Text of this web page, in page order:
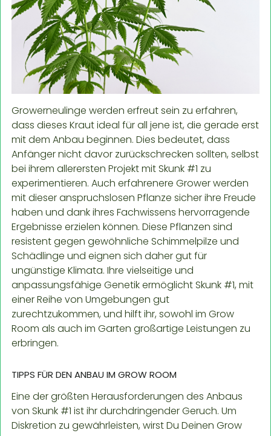
Growerneulinge werden erfreut sein zu erfahren,
dass dieses Kraut ideal für all jene ist, die gerade erst
mit dem Anbau beginnen. Dies bedeutet, dass
Anfänger nicht davor zurückschrecken sollten, selbst
bei ihrem allerersten Projekt mit Skunk #1 zu
experimentieren. Auch erfahrenere Grower werden
mit dieser anspruchslosen Pflanze sicher ihre Freude
haben und dank ihres Fachwissens hervorragende
Ergebnisse erzielen können. Diese Pflanzen sind
resistent gegen gewöhnliche Schimmelpilze und
Schädlinge und eignen sich daher gut für
ungünstige Klimata. Ihre vielseitige und
anpassungsfähige Genetik ermöglicht Skunk #1, mit
einer Reihe von Umgebungen gut
zurechtzukommen, und hilft ihr, sowohl im Grow
Room als auch im Garten großartige Leistungen zu
erbringen.
TIPPS FÜR DEN ANBAU IM GROW ROOM
Eine der größten Herausforderungen des Anbaus
von Skunk #1 ist ihr durchdringender Geruch. Um
Diskretion zu gewährleisten, wirst Du Deinen Grow